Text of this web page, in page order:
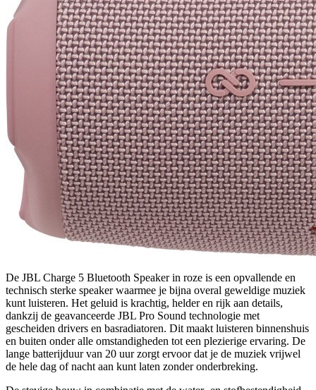
De JBL Charge 5 Bluetooth Speaker in roze is een opvallende en
technisch sterke speaker waarmee je bijna overal geweldige muziek
kunt luisteren. Het geluid is krachtig, helder en rijk aan details,
dankzij de geavanceerde JBL Pro Sound technologie met
gescheiden drivers en basradiatoren. Dit maakt luisteren binnenshuis
en buiten onder alle omstandigheden tot een plezierige ervaring. De
lange batterijduur van 20 uur zorgt ervoor dat je de muziek vrijwel
de hele dag of nacht aan kunt laten zonder onderbreking.